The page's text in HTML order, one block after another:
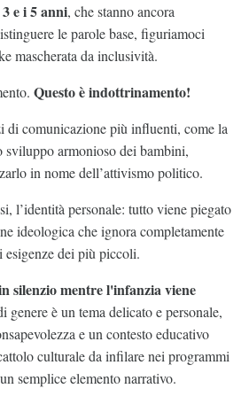
e i 5 anni, che stanno ancora
le parole base, figuriamoci
mascherata da inclusività.
Questo è indottrinamento!
di comunicazione più influenti, come la
armonioso dei bambini,
in nome dell’attivismo politico.
l’identità personale: tutto viene piegato
ideologica che ignora completamente
esigenze dei più piccoli.
silenzio mentre l'infanzia viene
genere è un tema delicato e personale,
e un contesto educativo
culturale da infilare nei programmi
semplice elemento narrativo.